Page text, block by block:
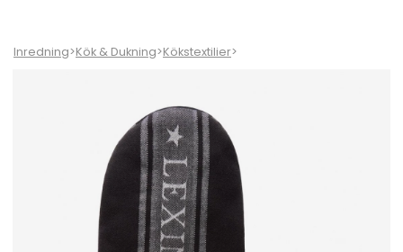
Inredning>Kök & Dukning>Kökstextilier>